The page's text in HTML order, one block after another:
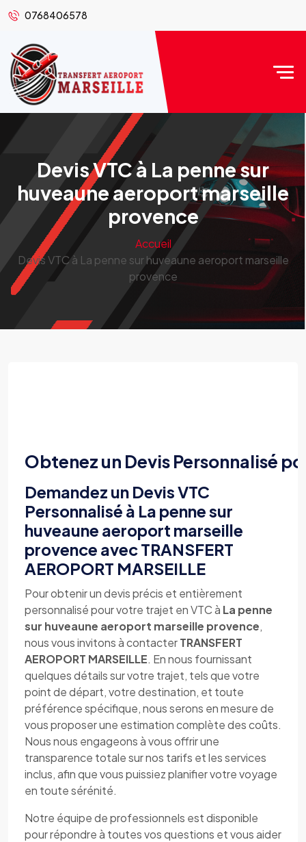
0768406578
Devis VTC à La penne sur
huveaune aeroport marseille
provence
Accueil
Devis VTC à La penne sur huveaune aeroport marseille
provence
Obtenez un Devis Personnalisé
Demandez un Devis VTC
Personnalisé à La penne sur
huveaune aeroport marseille
provence avec TRANSFERT
AEROPORT MARSEILLE
Pour obtenir un devis précis et entièrement
personnalisé pour votre trajet en VTC à La penne
sur huveaune aeroport marseille provence,
nous vous invitons à contacterTRANSFERT
AEROPORT MARSEILLE. En nous fournissant
quelques détails sur votre trajet, tels que votre
point de départ, votre destination, et toute
préférence spécifique, nous serons en mesure de
vous proposer une estimation complète des coûts.
Nous nous engageons à vous offrir une
transparence totale sur nos tarifs et les services
inclus, afin que vous puissiez planifier votre voyage
en toute sérénité.
Notre équipe de professionnels est disponible
pour répondre à toutes vos questions et vous aider